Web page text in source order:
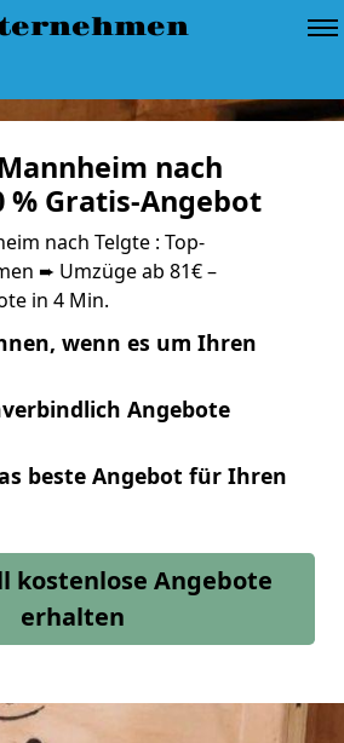
nach
% Gratis-Angebot
nach Telgte : Top-
➨ Umzüge ab 81€ –
in 4 Min.
wenn es um Ihren
Angebote
beste Angebot für Ihren
kostenlose Angebote
erhalten